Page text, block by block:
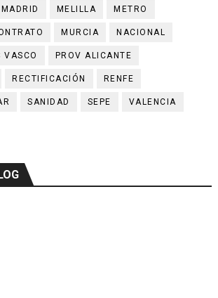
MADRID MELILLA METRO
MURCIA NACIONAL
VASCO PROV ALICANTE
RECTIFICACIÓN RENFE
SANIDAD SEPE VALENCIA